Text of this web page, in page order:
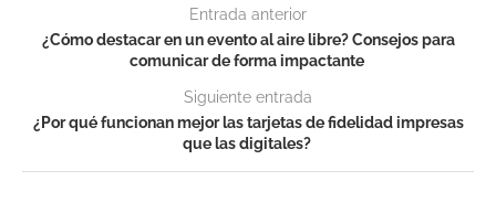
Entrada anterior
¿Cómo destacar en un evento al aire libre? Consejos para
comunicar de forma impactante
Siguiente entrada
¿Por qué funcionan mejor las tarjetas de fidelidad impresas
que las digitales?